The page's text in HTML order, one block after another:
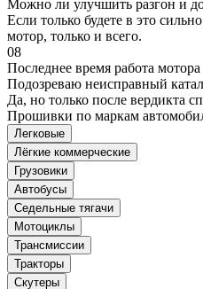
Можно ли улучшить разгон и
Если только будете в это
мотор, только и всего.
08
Последнее время работа
Подозреваю неисправный
Да, но только после вердикта
Прошивки по маркам
Легковые
Лёгкие коммерческие
Грузовики
Автобусы
Седельные тягачи
Мотоциклы
Трансмиссии
Тракторы
Скутеры